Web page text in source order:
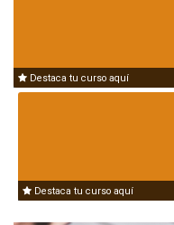
Destaca tu curso aquí
Destaca tu curso aquí